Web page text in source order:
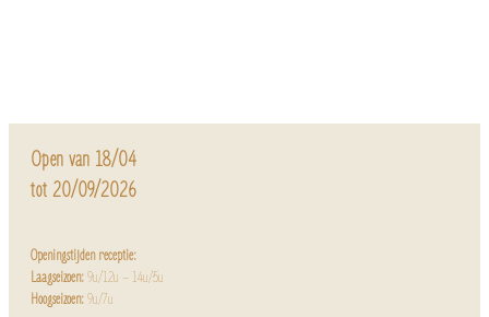
Open van 18/04
tot 20/09/2026
Openingstijden receptie:
Laagseizoen:9u/12u – 14u/5u
Hoogseizoen:9u/7u